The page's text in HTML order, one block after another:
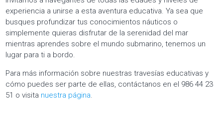
experiencia a unirse a esta aventura educativa. Ya sea que
busques profundizar tus conocimientos náuticos o
simplemente quieras disfrutar de la serenidad del mar
mientras aprendes sobre el mundo submarino, tenemos un
lugar para ti a bordo.
Para más información sobre nuestras travesías educativas y
cómo puedes ser parte de ellas, contáctanos en el 986 44 23
51 o visita nuestra página.